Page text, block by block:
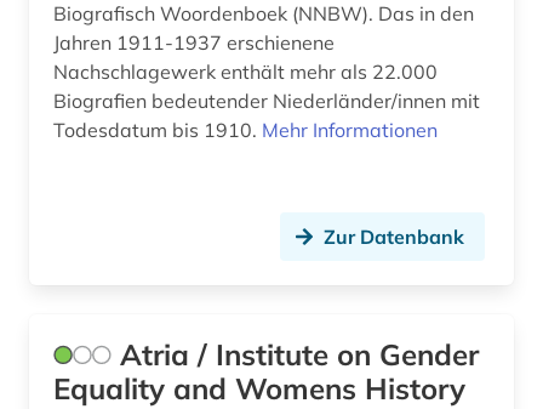
volkskunde (2)
volkswirtschaftswissenschaft (1)
vorname (1)
wiederaufbau (1)
Biografisch Woordenboek (NNBW). Das in den
Jahren 1911-1937 erschienene
Nachschlagewerk enthält mehr als 22.000
Biografien bedeutender Niederländer/innen mit
Todesdatum bis 1910. Mehr Informationen
Zur Datenbank
Atria / Institute on Gender
Equality and Womens History